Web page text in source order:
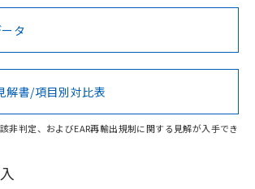
Hg Cd Cr(VI)
O
が混在する可能性があります。
この製品の規格認証/適合状況ページへ
証はこちらのページからご検索ください
タ
解書/項目別対比表
非判定、およびEAR再輸出規制に関する見解が入手でき